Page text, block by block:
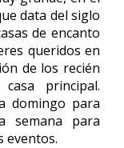
data del siglo
de encanto
queridos en
de los recién
principal.
domingo para
semana para
eventos.